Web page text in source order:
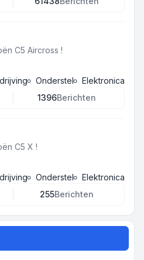
C5 Aircross !
Onderstel
Elektronica
1396Berichten
C5 X !
Onderstel
Elektronica
255Berichten